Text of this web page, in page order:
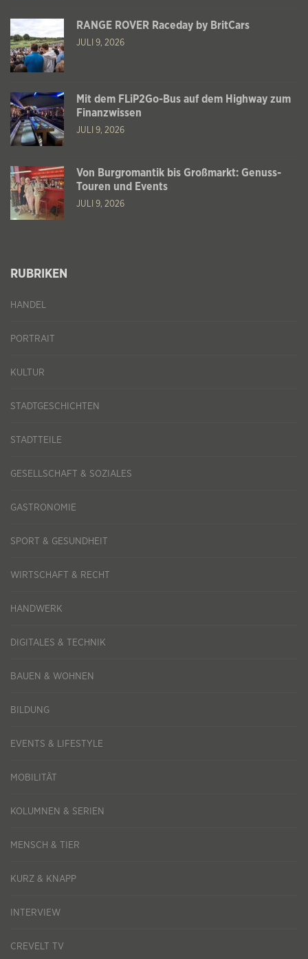
RANGE ROVER Raceday by BritCars
JULI 9, 2026
Mit dem FLiP2Go-Bus auf dem Highway zum
Finanzwissen
JULI 9, 2026
Von Burgromantik bis Großmarkt: Genuss-
Touren und Events
JULI 9, 2026
RUBRIKEN
HANDEL
PORTRAIT
KULTUR
STADTGESCHICHTEN
STADTTEILE
GESELLSCHAFT & SOZIALES
GASTRONOMIE
SPORT & GESUNDHEIT
WIRTSCHAFT & RECHT
HANDWERK
DIGITALES & TECHNIK
BAUEN & WOHNEN
BILDUNG
EVENTS & LIFESTYLE
MOBILITÄT
KOLUMNEN & SERIEN
MENSCH & TIER
KURZ & KNAPP
INTERVIEW
CREVELT TV